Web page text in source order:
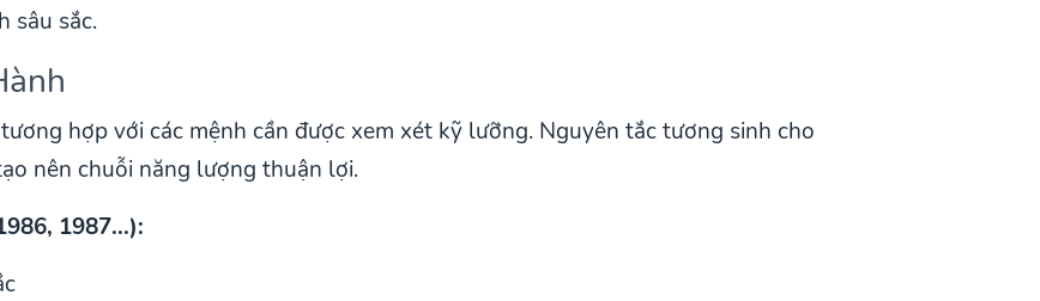
sâu sắc.
hợp với các mệnh cần được xem xét kỹ lưỡng. Nguyên tắc tương sinh cho
nên chuỗi năng lượng thuận lợi.
1987...):